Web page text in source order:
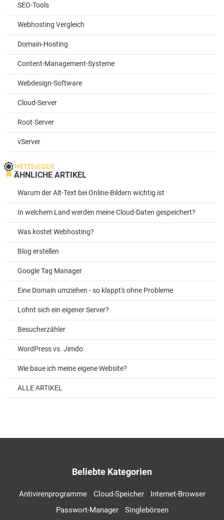
SEO-Tools
Webhosting Vergleich
Domain-Hosting
Content-Management-Systeme
Webdesign-Software
Cloud-Server
Root-Server
vServer
ÄHNLICHE ARTIKEL
Warum der Alt-Text bei Online-Bildern wichtig ist
In welchem Land werden meine Cloud-Daten gespeichert?
Was kostet Webhosting?
Blog erstellen
Google Tag Manager
Eine Domain umziehen - so klappt's ohne Probleme
Lohnt sich ein eigener Server?
Besucherzähler
WordPress vs. Jimdo
Wie baue ich meine eigene Website?
ALLE ARTIKEL
Beliebte Kategorien
Antivirenprogramme Cloud-Speicher
Internet-Browser
Passwort-Manager
Singlebörsen